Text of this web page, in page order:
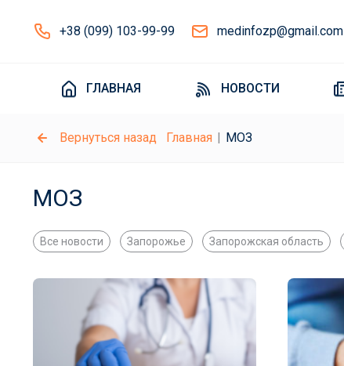
+38 (099) 103-99-99 medinfozp@gmail.com
ГЛАВНАЯ НОВОСТИ
Вернуться назад Главная МОЗ
МОЗ
Все новости Запорожье Запорожская область